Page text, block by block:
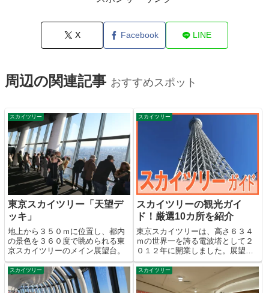
X Facebook LINE
周辺の関連記事 おすすめスポット
スカイツリー
東京スカイツリー「天望デ
ッキ」
地上から３５０ｍに位置し、都内
の景色を３６０度で眺められる東
京スカイツリーのメイン展望台。
スカイツリー
スカイツリーの観光ガイ
ド！厳選10カ所を紹介
東京スカイツリーは、高さ６３４
ｍの世界一を誇る電波塔として２
０１２年に開業しました。展望タ
ワーを中心にエンタメ施設や様々
なショップが集まり、東京の人気
観光スポットになっています。
スカイツリー スカイツリー